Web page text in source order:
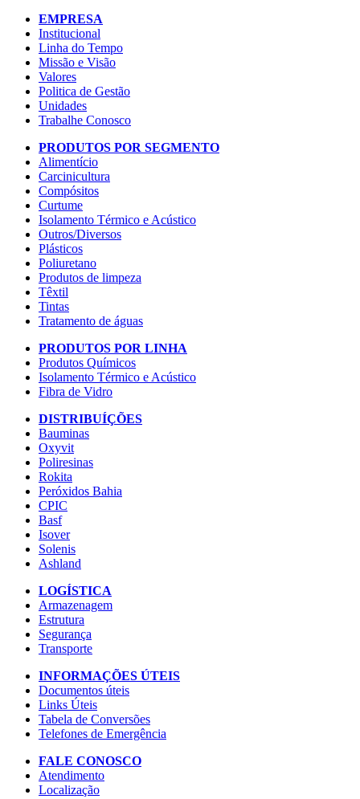
EMPRESA
Institucional
Linha do Tempo
Missão e Visão
Valores
Politica de Gestão
Unidades
Trabalhe Conosco
PRODUTOS POR SEGMENTO
Alimentício
Carcinicultura
Compósitos
Curtume
Isolamento Térmico e Acústico
Outros/Diversos
Plásticos
Poliuretano
Produtos de limpeza
Têxtil
Tintas
Tratamento de águas
PRODUTOS POR LINHA
Produtos Químicos
Isolamento Térmico e Acústico
Fibra de Vidro
DISTRIBUÍÇÕES
Bauminas
Oxyvit
Poliresinas
Rokita
Peróxidos Bahia
CPIC
Basf
Isover
Solenis
Ashland
LOGÍSTICA
Armazenagem
Estrutura
Segurança
Transporte
INFORMAÇÕES ÚTEIS
Documentos úteis
Links Úteis
Tabela de Conversões
Telefones de Emergência
FALE CONOSCO
Atendimento
Localização